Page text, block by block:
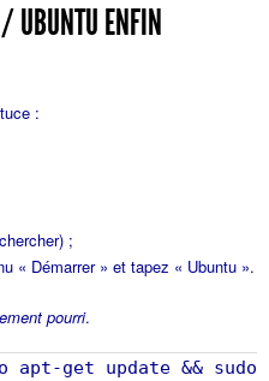
UBUNTU ENFIN
:
;
« Démarrer » et tapez « Ubuntu ».
pourri.
apt-get update && sudo